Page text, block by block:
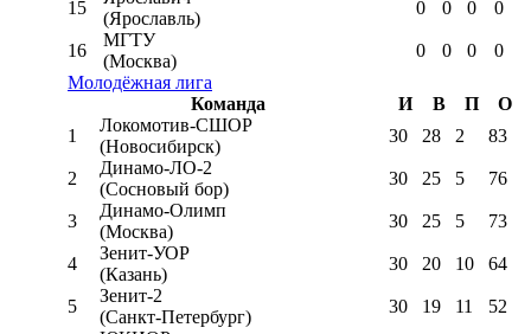
15
(Ярославль)
0 0 0 0
16
МГТУ
(Москва)
0 0 0
0
Молодёжная лига
Команда
И В П
О
1
Локомотив-CШОР
(Новосибирск)
30 28 2 83
2
Динамо-ЛО-2
(Сосновый бор)
30 25 5 76
3
Динамо-Олимп
(Москва)
30 25 5 73
4
Зенит-УОР
(Казань)
30 20 10 64
5
Зенит-2
(Санкт-Петербург)
30 19 11 52